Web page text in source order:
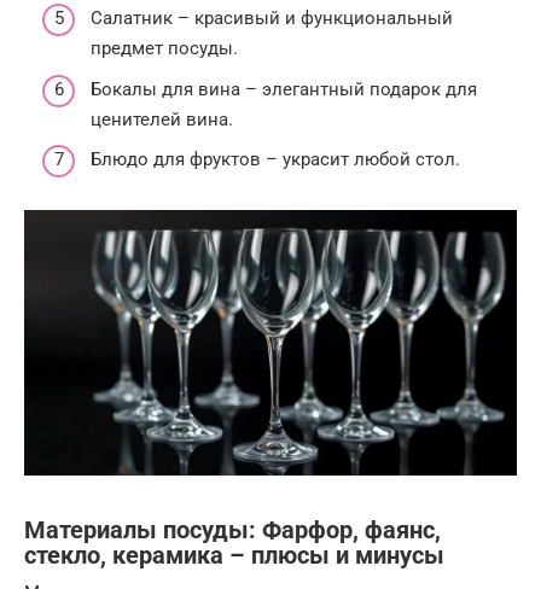
Салатник – красивый и функциональный
предмет посуды.
Бокалы для вина – элегантный подарок для
ценителей вина.
Блюдо для фруктов – украсит любой стол.
Материалы посуды: Фарфор, фаянс,
стекло, керамика – плюсы и минусы